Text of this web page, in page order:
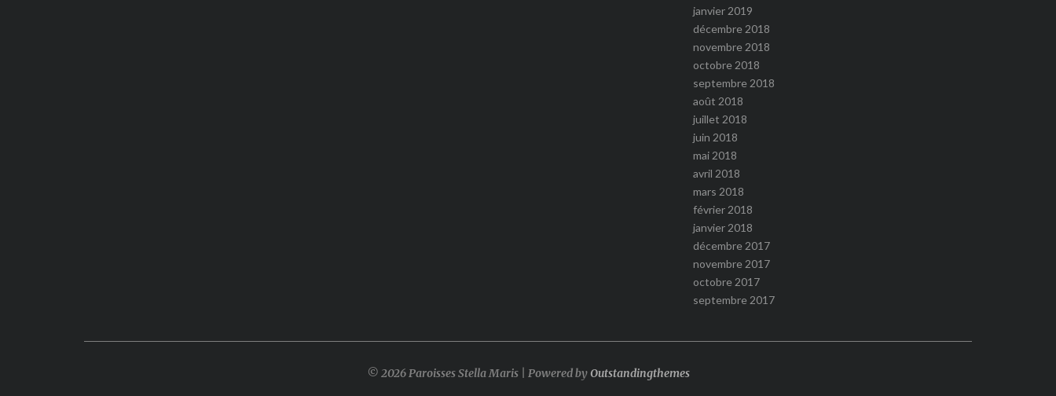
janvier 2019
décembre 2018
novembre 2018
octobre 2018
septembre 2018
août 2018
juillet 2018
juin 2018
mai 2018
avril 2018
mars 2018
février 2018
janvier 2018
décembre 2017
novembre 2017
octobre 2017
septembre 2017
© 2026 Paroisses Stella Maris | Powered byOutstandingthemes